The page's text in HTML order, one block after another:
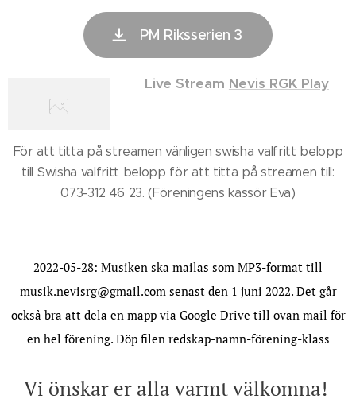
PM Riksserien 3
Live Stream Nevis RGK Play
För att titta på streamen vänligen swisha valfritt belopp
till Swisha valfritt belopp för att titta på streamen till:
073-312 46 23. (Föreningens kassör Eva)
2022-05-28: Musiken ska mailas som MP3-format till
musik.nevisrg@gmail.com senast den 1 juni 2022. Det går
också bra att dela en mapp via Google Drive till ovan mail för
en hel förening. Döp filen redskap-namn-förening-klass
Vi önskar er alla varmt välkomna!